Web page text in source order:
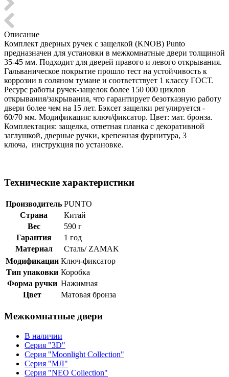
Описание
Комплект дверных ручек с защелкой (KNOB) Punto
предназначен для установки в межкомнатные двери толщиной
35-45 мм. Подходит для дверей правого и левого открывания.
Гальваническое покрытие прошло тест на устойчивость к
коррозии в соляном тумане и соответствует 1 классу ГОСТ.
Ресурс работы ручек-защелок более 150 000 циклов
открывания/закрывания, что гарантирует безотказную работу
двери более чем на 15 лет. Бэксет защелки регулируется -
60/70 мм. Модификация: ключ/фиксатор. Цвет: мат. бронза.
Комплектация: защелка, ответная планка с декоративной
заглушкой, дверные ручки, крепежная фурнитура, 3
ключа, инструкция по установке.
Технические характеристики
Производитель PUNTO
Страна
Китай
Вес
590 г
Гарантия
1 год
Материал
Сталь/ ZAMAK
Модификации Ключ-фиксатор
Тип упаковки Коробка
Форма ручки Нажимная
Цвет
Матовая бронза
Межкомнатные двери
В наличии
Серия "3D"
Серия "Moonlight Collection"
Серия "МЛ"
Серия "NEO Collection"